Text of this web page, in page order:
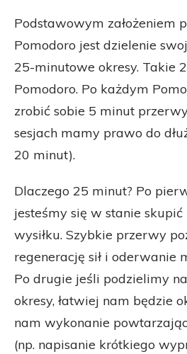
Podstawowym założeniem
Pomodoro jest dzielenie
25-minutowe okresy. Takie
Pomodoro. Po każdym
zrobić sobie 5 minut
sesjach mamy prawo do
20 minut).
Dlaczego 25 minut? Po
jesteśmy się w stanie
wysiłku. Szybkie przerwy
regenerację sił i oderwanie
Po drugie jeśli podzielimy
okresy, łatwiej nam będzie
nam wykonanie
(np. napisanie krótkiego